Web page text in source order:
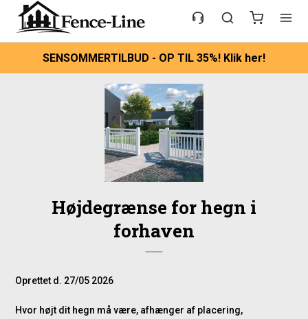
SENSOMMERTILBUD - OP TIL 35%! Klik her!
Højdegrænse for hegn i
forhaven
Oprettet d. 27/05 2026
Hvor højt dit hegn må være, afhænger af placering,